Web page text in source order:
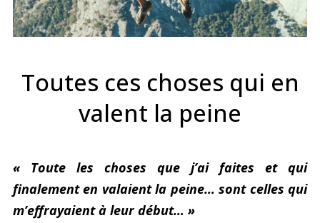
Toutes ces choses qui en
valent la peine
« Toute les choses que j’ai faites et qui
finalement en valaient la peine… sont celles qui
m’effrayaient à leur début… »